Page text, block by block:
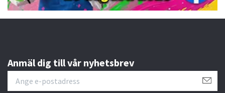
Anmäl dig till vår nyhetsbrev